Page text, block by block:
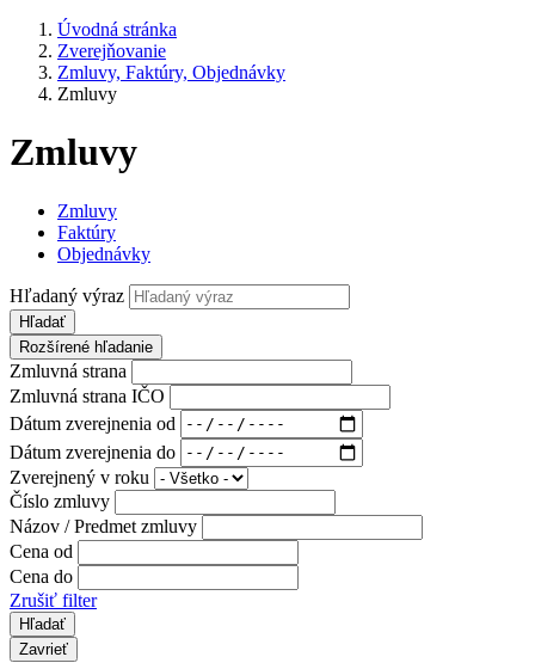
Úvodná stránka
Zverejňovanie
Zmluvy, Faktúry, Objednávky
Zmluvy
Zmluvy
Zmluvy
Faktúry
Objednávky
Hľadaný výraz
Hľadať
Rozšírené hľadanie
Zmluvná strana
Zmluvná strana IČO
Dátum zverejnenia od
Dátum zverejnenia do
Zverejnený v roku
Číslo zmluvy
Názov / Predmet zmluvy
Cena od
Cena do
Zrušiť filter
Zavrieť